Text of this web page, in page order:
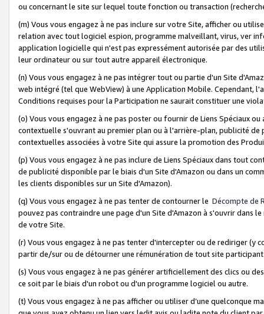
ou concernant le site sur lequel toute fonction ou transaction
(m) Vous vous engagez à ne pas inclure sur votre Site, afficher ou
relation avec tout logiciel espion, programme malveillant, virus, ver
application logicielle qui n'est pas expressément autorisée par des
leur ordinateur ou sur tout autre appareil électronique.
(n) Vous vous engagez à ne pas intégrer tout ou partie d'un Site
web intégré (tel que WebView) à une Application Mobile. Cependant,
Conditions requises pour la Participation ne saurait constituer une
(o) Vous vous engagez à ne pas poster ou fournir de Liens Spéciaux
contextuelle s'ouvrant au premier plan ou à l'arrière-plan, publicité
contextuelles associées à votre Site qui assure la promotion des
(p) Vous vous engagez à ne pas inclure de Liens Spéciaux dans tout
de publicité disponible par le biais d'un Site d'Amazon ou dans un
les clients disponibles sur un Site d'Amazon).
(q) Vous vous engagez à ne pas tenter de contourner le Décompte de
pouvez pas contraindre une page d'un Site d'Amazon à s'ouvrir dans
de votre Site.
(r) Vous vous engagez à ne pas tenter d'intercepter ou de rediriger
partir de/sur ou de détourner une rémunération de tout site
(s) Vous vous engagez à ne pas générer artificiellement des clics ou
ce soit par le biais d'un robot ou d'un programme logiciel ou autre.
(t) Vous vous engagez à ne pas afficher ou utiliser d’une quelconque